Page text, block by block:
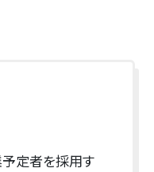
定者を採用す